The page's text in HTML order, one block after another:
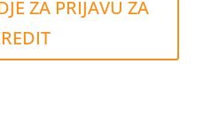
ZA PRIJAVU ZA